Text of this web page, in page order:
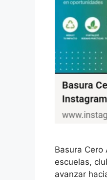
Basura
escuelas,
avanzar